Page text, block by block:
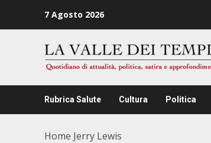
7 Agosto 2026
Rubrica Salute Cultura Politica
Home Jerry Lewis